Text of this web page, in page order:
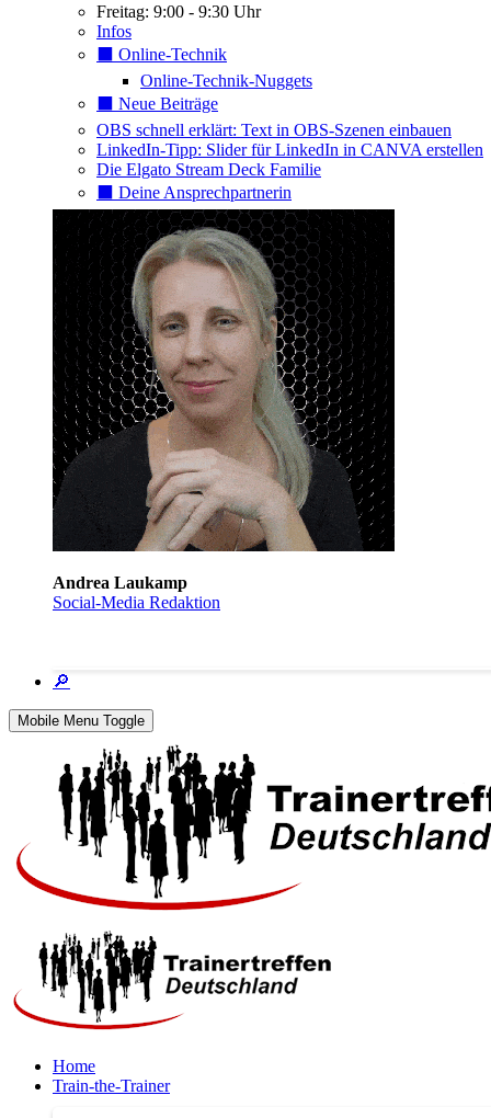
Freitag: 9:00 - 9:30 Uhr
Infos
⬛️ Online-Technik
Online-Technik-Nuggets
⬛️ Neue Beiträge
OBS schnell erklärt: Text in OBS-Szenen einbauen
LinkedIn-Tipp: Slider für LinkedIn in CANVA erstellen
Die Elgato Stream Deck Familie
⬛️ Deine Ansprechpartnerin
Andrea Laukamp
Social-Media Redaktion
🔎
Mobile Menu Toggle
Home
Train-the-Trainer